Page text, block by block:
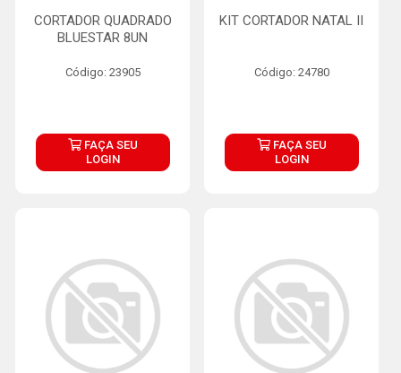
CORTADOR QUADRADO
BLUESTAR 8UN
Código: 23905
FAÇA SEU
LOGIN
KIT CORTADOR NATAL II
Código: 24780
FAÇA SEU
LOGIN